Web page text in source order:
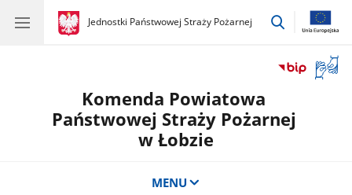
gov.pl
Jednostki Państwowej Straży Pożarnej
gov.pl
Jednostki
przejdź
okno
Komenda Powiatowa
Państwowej Straży Pożarnej
w Łobzie
MENU